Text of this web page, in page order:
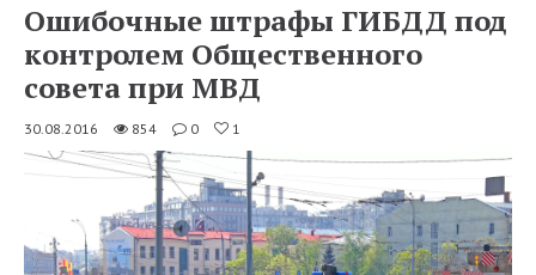
Ошибочные штрафы ГИБДД под
контролем Общественного
совета при МВД
30.08.2016 854 0 1